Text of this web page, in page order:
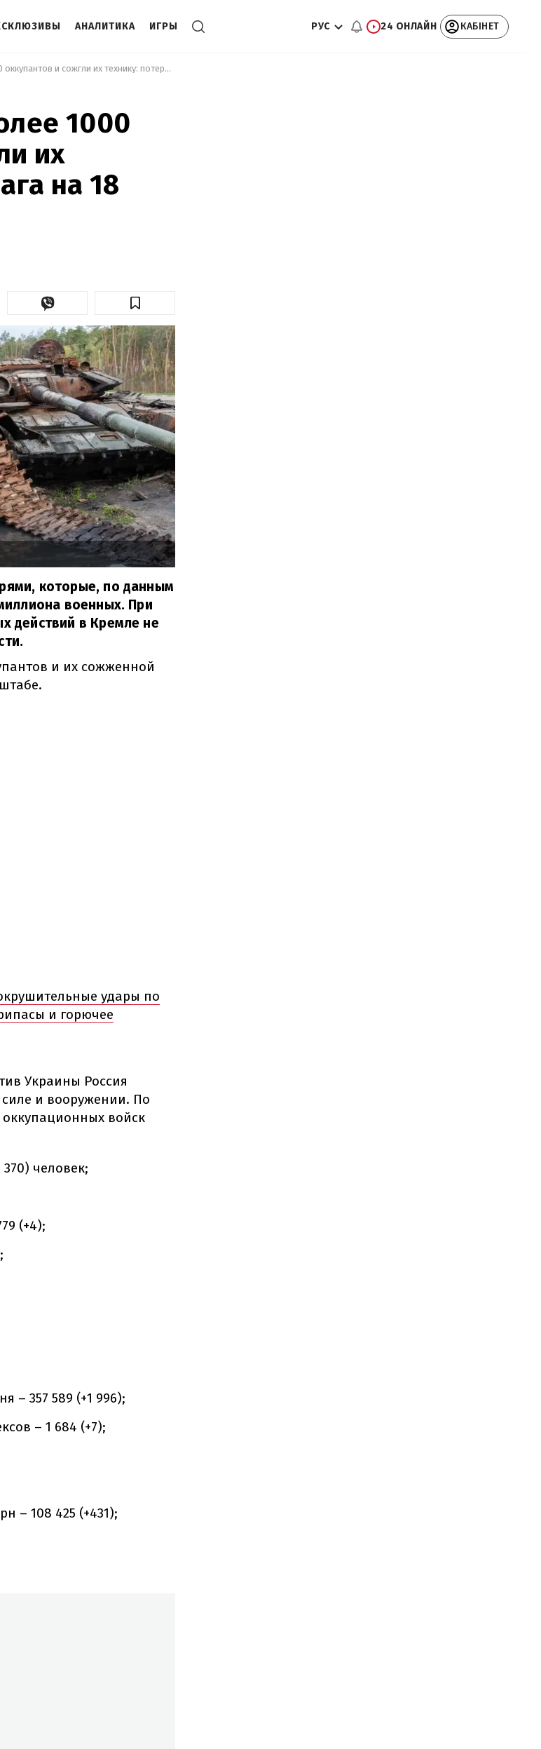
АНАЛИТИКА ИГРЫ РУС 24 ОНЛАЙН КАБІНЕТ
СОУ "минуснули" более 1000 оккупантов и сожгли их технику: потери врага на 18 июня
1000
их
на 18
которые, по данным
военных. При
действий в Кремле не
и их сожженной
удары по
и горючее
Украины Россия
и вооружении. По
войск
человек;
(+4);
– 357 589 (+1 996);
– 1 684 (+7);
– 108 425 (+431);